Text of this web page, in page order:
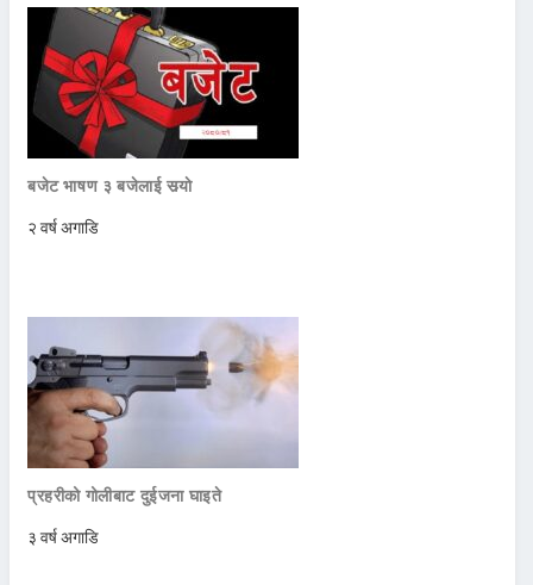
बजेट भाषण ३ बजेलाई सर्‍याे
२ वर्ष अगाडि
प्रहरीको गोलीबाट दुईजना घाइते
३ वर्ष अगाडि